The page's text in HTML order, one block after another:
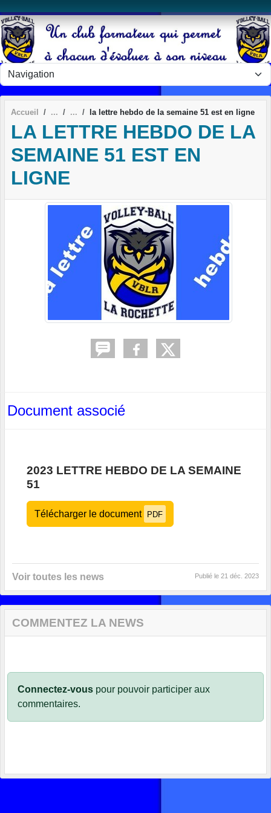
Accueil la lettre hebdo de la semaine 51 est en ligne
LA LETTRE HEBDO DE LA
SEMAINE 51 EST EN
LIGNE
Document associé
2023 LETTRE HEBDO DE LA SEMAINE
51
Télécharger le document PDF
Voir toutes les news Publié le 21 déc. 2023
COMMENTEZ LA NEWS
Connectez-vous pour pouvoir participer aux
commentaires.